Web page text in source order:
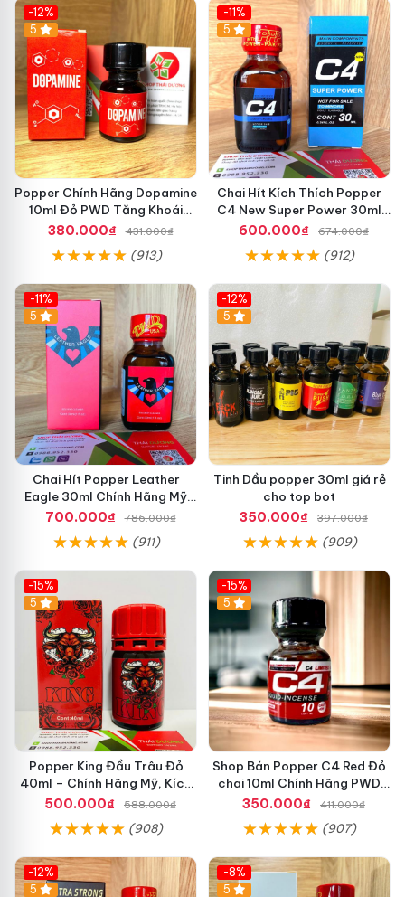
-12%
5
Popper Chính Hãng Dopamine
10ml Đỏ PWD Tăng Khoái
Cảm
380.000₫ 431.000₫
(913)
-11%
5
Chai Hít Kích Thích Popper
C4 New Super Power 30ml
Chính Hãng Mỹ USA
600.000₫ 674.000₫
(912)
-11%
5
Chai Hít Popper Leather
Eagle 30ml Chính Hãng Mỹ
USA PWD
700.000₫ 786.000₫
(911)
-12%
5
Tinh Dầu popper 30ml giá rẻ
cho top bot
350.000₫
397.000₫
(909)
-15%
5
Popper King Đầu Trâu Đỏ
40ml – Chính Hãng Mỹ, Kích
Thích Cực Mạnh Cho Top &
500.000₫ 588.000₫
(908)
-15%
5
Shop Bán Popper C4 Red Đỏ
chai 10ml Chính Hãng PWD
HCM kích thích Cực Mạnh
350.000₫ 411.000₫
(907)
-12%
5
-8%
5